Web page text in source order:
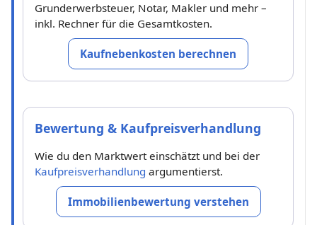
Grunderwerbsteuer, Notar, Makler und mehr –
inkl. Rechner für die Gesamtkosten.
Kaufnebenkosten berechnen
Bewertung & Kaufpreisverhandlung
Wie du den Marktwert einschätzt und bei der
Kaufpreisverhandlung argumentierst.
Immobilienbewertung verstehen